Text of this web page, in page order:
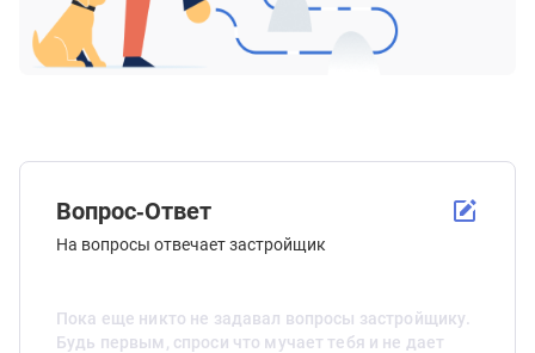
Вопрос-Ответ
На вопросы отвечает застройщик
Пока еще никто не задавал вопросы застройщику.
Будь первым, спроси что мучает тебя и не дает